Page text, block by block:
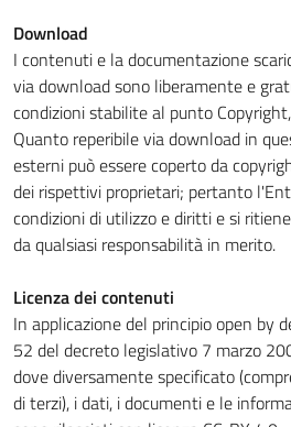
Download
I contenuti e la documentazione
via download sono liberamente e
condizioni stabilite al punto
Quanto reperibile via download in
esterni può essere coperto da
dei rispettivi proprietari; pertanto
condizioni di utilizzo e diritti e si
da qualsiasi responsabilità in merito.
Licenza dei contenuti
In applicazione del principio open by
52 del decreto legislativo 7 marzo
dove diversamente specificato
di terzi), i dati, i documenti e le